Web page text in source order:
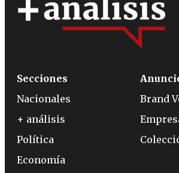
Secciones
Nacionales
+ análisis
Política
Economía
Brand